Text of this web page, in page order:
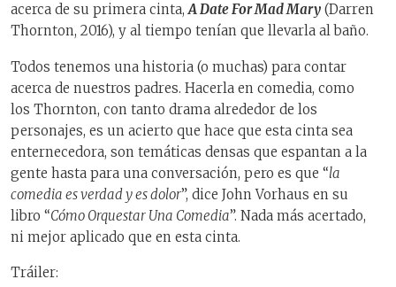
acerca de su primera cinta,A Date For Mad Mary (Darren
Thornton, 2016), y al tiempo tenían que llevarla al baño.
Todos tenemos una historia (o muchas) para contar
acerca de nuestros padres. Hacerla en comedia, como
los Thornton, con tanto drama alrededor de los
personajes, es un acierto que hace que esta cinta sea
enternecedora, son temáticas densas que espantan a la
gente hasta para una conversación, pero es que “la
comedia es verdad y es dolor”, dice John Vorhaus en su
libro “Cómo Orquestar Una Comedia”. Nada más acertado,
ni mejor aplicado que en esta cinta.
Tráiler: